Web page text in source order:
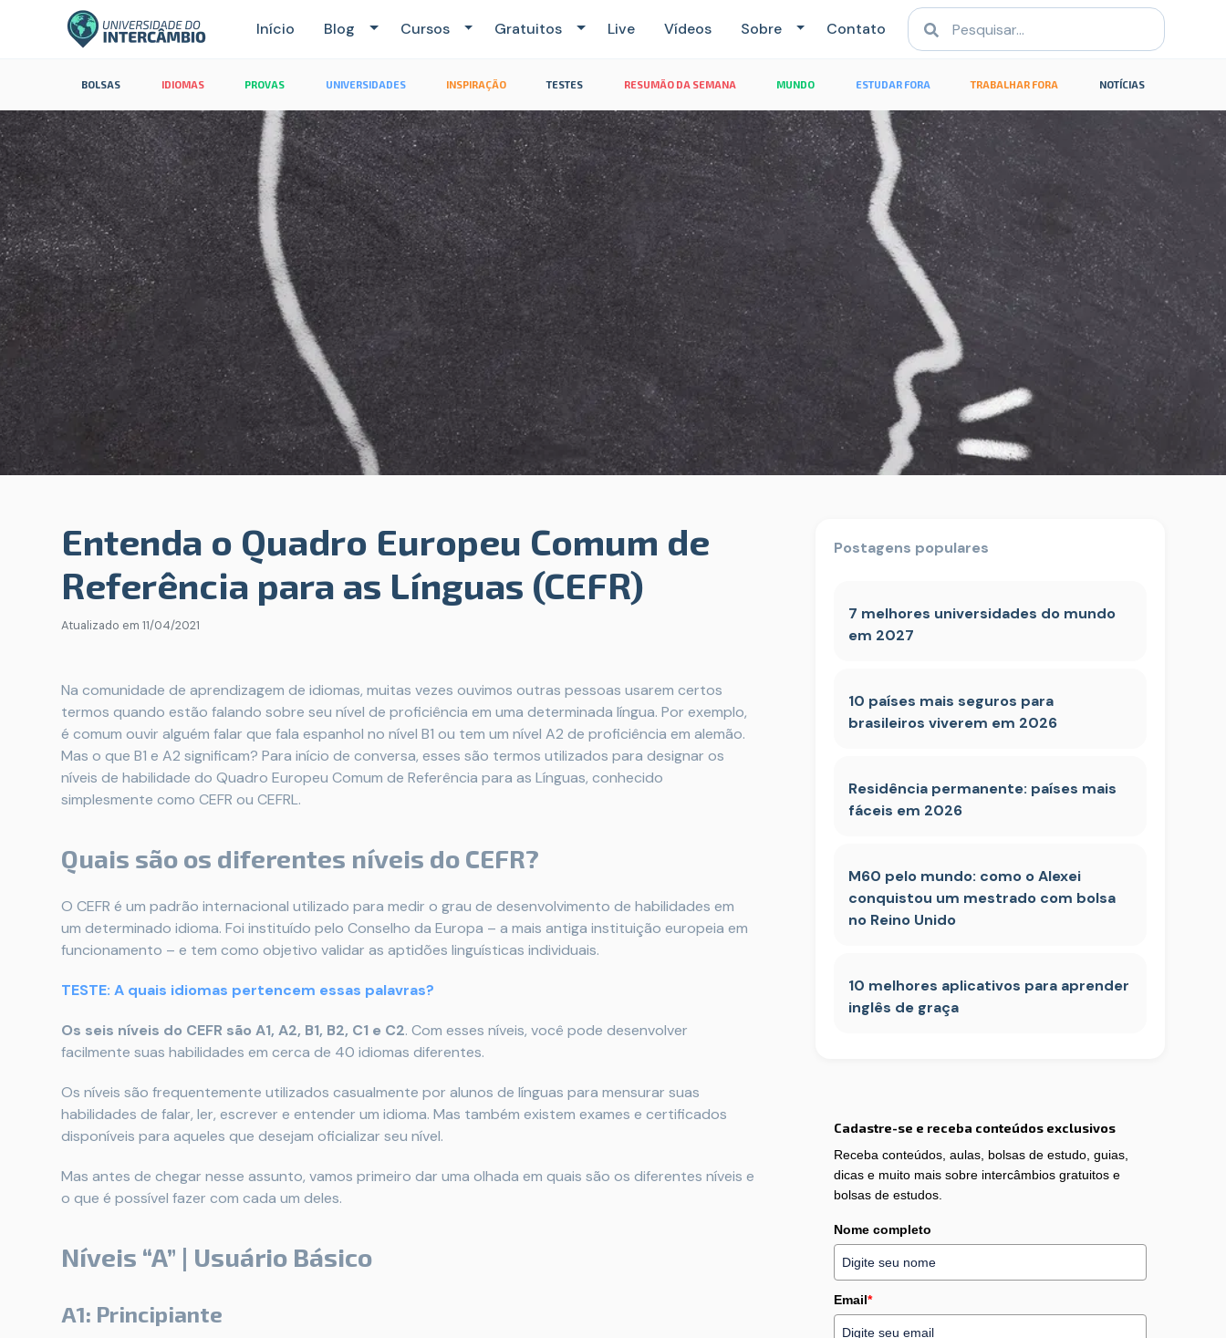
Início Blog Cursos Gratuitos Live Vídeos Sobre Contato
BOLSAS IDIOMAS PROVAS UNIVERSIDADES INSPIRAÇÃO TESTES RESUMÃO DA SEMANA MUNDO ESTUDAR FORA TRABALHAR FORA NOTÍCIAS
Entenda o Quadro Europeu Comum de
Referência para as Línguas (CEFR)
Atualizado em 11/04/2021
Na comunidade de aprendizagem de idiomas, muitas vezes ouvimos outras pessoas usarem certos
termos quando estão falando sobre seu nível de proficiência em uma determinada língua. Por exemplo,
é comum ouvir alguém falar que fala espanhol no nível B1 ou tem um nível A2 de proficiência em alemão.
Mas o que B1 e A2 significam? Para início de conversa, esses são termos utilizados para designar os
níveis de habilidade do Quadro Europeu Comum de Referência para as Línguas, conhecido
simplesmente como CEFR ou CEFRL.
Quais são os diferentes níveis do CEFR?
O CEFR é um padrão internacional utilizado para medir o grau de desenvolvimento de habilidades em
um determinado idioma. Foi instituído pelo Conselho da Europa – a mais antiga instituição europeia em
funcionamento – e tem como objetivo validar as aptidões linguísticas individuais.
TESTE: A quais idiomas pertencem essas palavras?
Os seis níveis do CEFR são A1, A2, B1, B2, C1 e C2. Com esses níveis, você pode desenvolver
facilmente suas habilidades em cerca de 40 idiomas diferentes.
Os níveis são frequentemente utilizados casualmente por alunos de línguas para mensurar suas
habilidades de falar, ler, escrever e entender um idioma. Mas também existem exames e certificados
disponíveis para aqueles que desejam oficializar seu nível.
Mas antes de chegar nesse assunto, vamos primeiro dar uma olhada em quais são os diferentes níveis e
o que é possível fazer com cada um deles.
Níveis “A” | Usuário Básico
A1: Principiante
Postagens populares
7 melhores universidades do mundo
em 2027
10 países mais seguros para
brasileiros viverem em 2026
Residência permanente: países mais
fáceis em 2026
M60 pelo mundo: como o Alexei
conquistou um mestrado com bolsa
no Reino Unido
10 melhores aplicativos para aprender
inglês de graça
Cadastre-se e receba conteúdos exclusivos
Receba conteúdos, aulas, bolsas de estudo, guias,
dicas e muito mais sobre intercâmbios gratuitos e
bolsas de estudos.
Nome completo
Email*